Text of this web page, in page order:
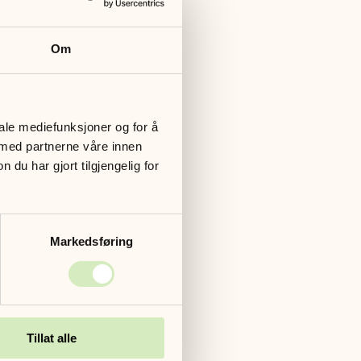
Om
mediefunksjoner og for å
partnerne våre innen
du har gjort tilgjengelig for
Markedsføring
Tillat alle
fjell,
i
kanskje en
og
til
og lite
del
utsikt